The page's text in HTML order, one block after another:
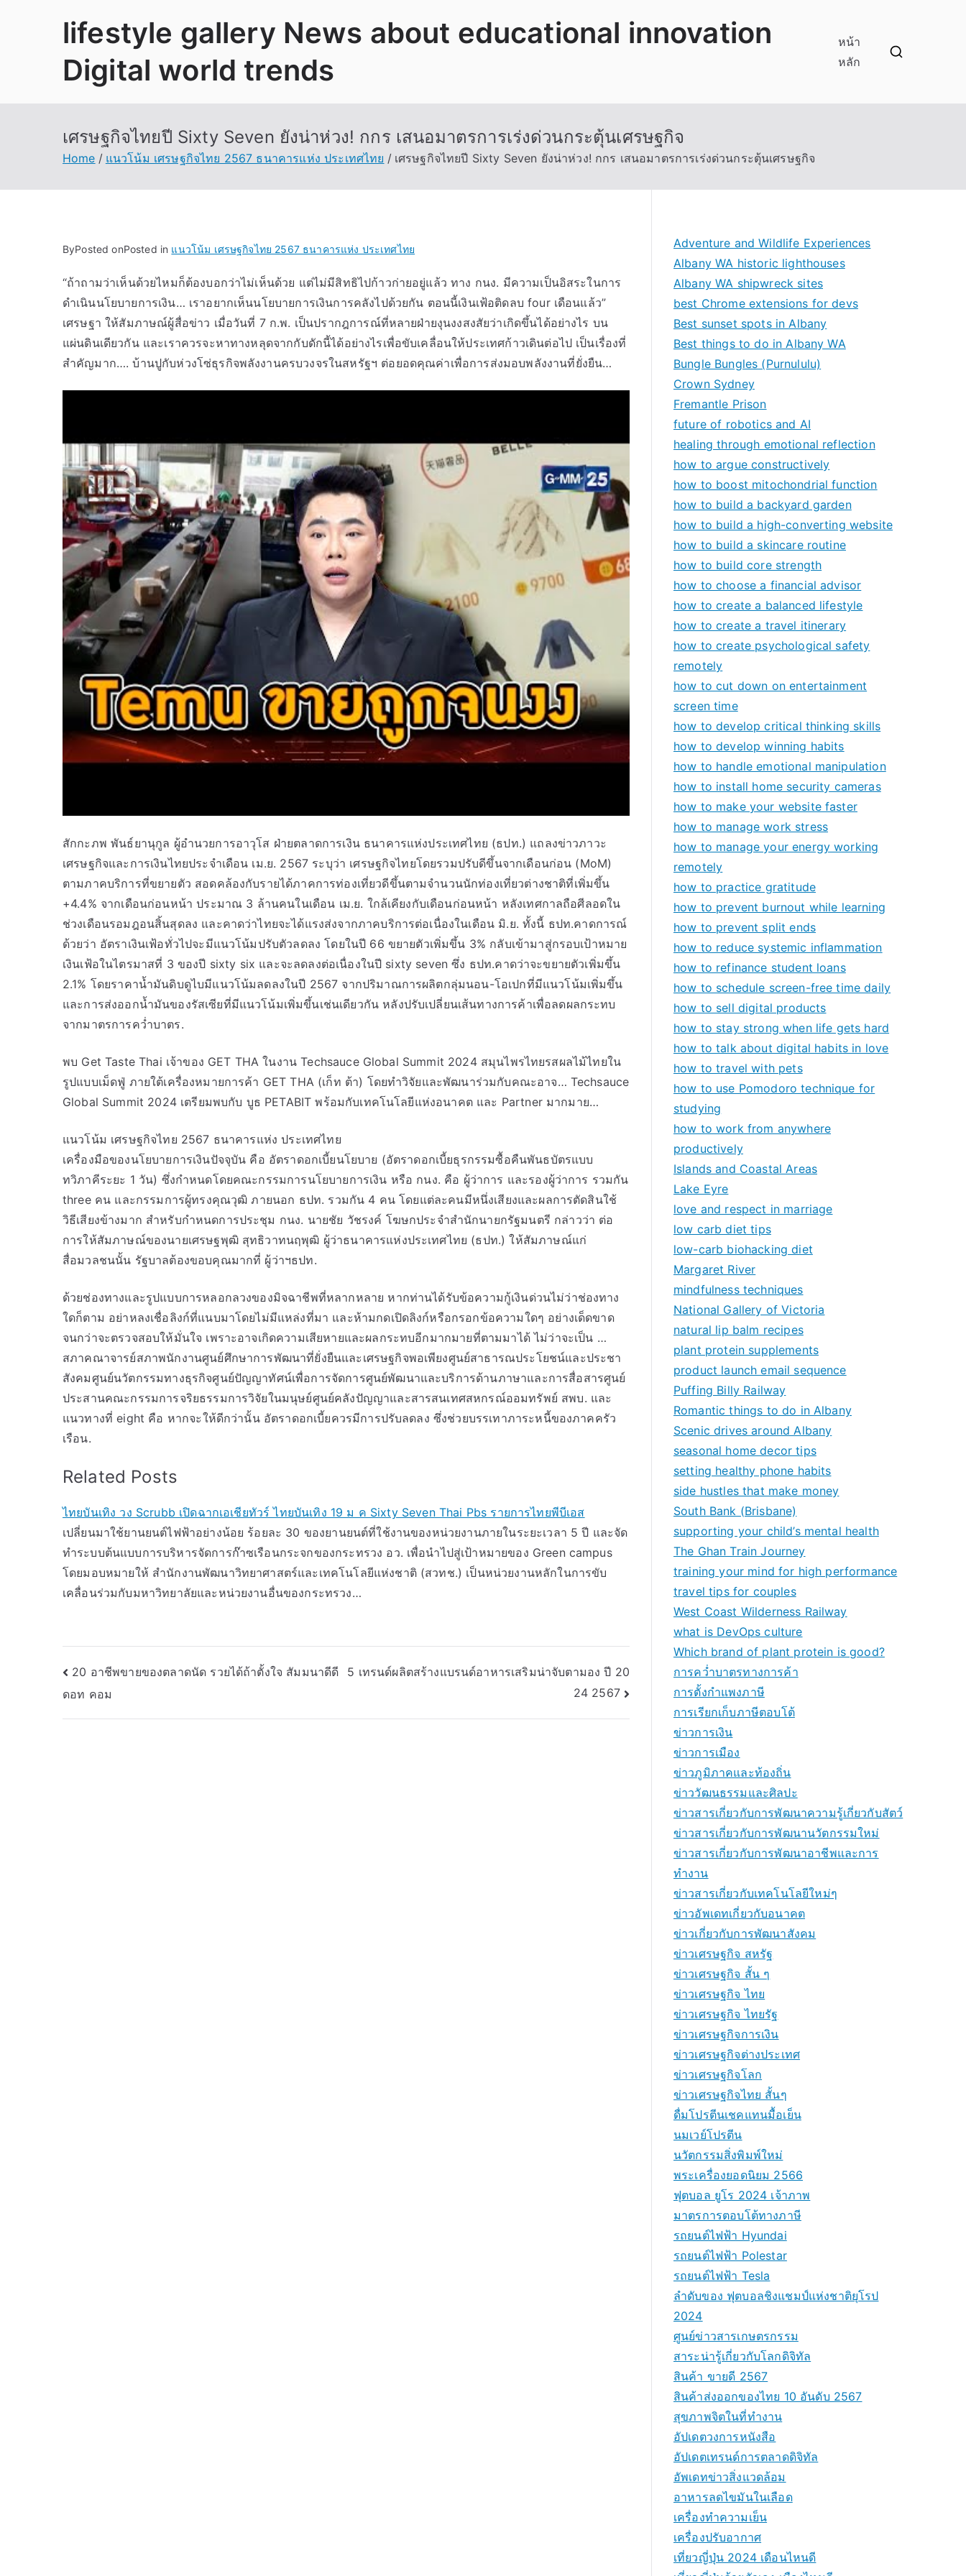
lifestyle gallery News about educational innovation
Digital world trends
หน้า
หลัก
เศรษฐกิจไทยปี Sixty Seven ยังน่าห่วง! กกร เสนอมาตรการเร่งด่วนกระตุ้นเศรษฐกิจ
Home แนวโน้ม เศรษฐกิจไทย 2567 ธนาคารแห่ง ประเทศไทย เศรษฐกิจไทยปี Sixty Seven ยังน่าห่วง! กกร เสนอมาตรการเร่งด่วนกระตุ้นเศรษฐกิจ
ByPosted onPosted in แนวโน้ม เศรษฐกิจไทย 2567 ธนาคารแห่ง ประเทศไทย
“ถ้าถามว่าเห็นด้วยไหมก็ต้องบอกว่าไม่เห็นด้วย แต่ไม่มีสิทธิไปก้าวก่ายอยู่แล้ว ทาง กนง. มีความเป็นอิสระในการ
ดำเนินนโยบายการเงิน… เราอยากเห็นนโยบายการเงินการคลังไปด้วยกัน ตอนนี้เงินเฟ้อติดลบ four เดือนแล้ว”
เศรษฐา ให้สัมภาษณ์ผู้สื่อข่าว เมื่อวันที่ 7 ก.พ. เป็นปรากฎการณ์ที่หลายฝ่ายงุนงงสงสัยว่าเกิดขึ้นได้อย่างไร บน
แผ่นดินเดียวกัน และเราควรจะหาทางหลุดจากกับดักนี้ได้อย่างไรเพื่อขับเคลื่อนให้ประเทศก้าวเดินต่อไป เป็นเรื่องที่
สำคัญมาก…. บ้านปูกับห่วงโซ่ธุรกิจพลังงานครบวงจรในสหรัฐฯ ต่อยอดคุณค่าเพื่อการส่งมอบพลังงานที่ยั่งยืน…
สักกะภพ พันธ์ยานุกูล ผู้อำนวยการอาวุโส ฝ่ายตลาดการเงิน ธนาคารแห่งประเทศไทย (ธปท.) แถลงข่าวภาวะ
เศรษฐกิจและการเงินไทยประจำเดือน เม.ย. 2567 ระบุว่า เศรษฐกิจไทยโดยรวมปรับดีขึ้นจากเดือนก่อน (MoM)
ตามภาคบริการที่ขยายตัว สอดคล้องกับรายได้ภาคการท่องเที่ยวดีขึ้นตามจำนวนนักท่องเที่ยวต่างชาติที่เพิ่มขึ้น
+4.4% จากเดือนก่อนหน้า ประมาณ 3 ล้านคนในเดือน เม.ย. ใกล้เคียงกับเดือนก่อนหน้า หลังเทศกาลถือศีลอดใน
ช่วงเดือนรอมฎอนสิ้นสุดลง และคาดว่าไทยจะได้แรงส่งจากภาคบริการต่อเนื่องในเดือน มิ.ย. ทั้งนี้ ธปท.คาดการณ์
ด้วยว่า อัตราเงินเฟ้อทั่วไปจะมีแนวโน้มปรับตัวลดลง โดยในปี 66 ขยายตัวเพิ่มขึ้น 3% กลับเข้ามาสู่กรอบเป้าหมาย
เงินเฟ้อในไตรมาสที่ 3 ของปี sixty six และจะลดลงต่อเนื่องในปี sixty seven ซึ่ง ธปท.คาดว่าจะขยายตัวเพิ่มขึ้น
2.1% โดยราคาน้ำมันดิบดูไบมีแนวโน้มลดลงในปี 2567 จากปริมาณการผลิตกลุ่มนอน-โอเปกที่มีแนวโน้มเพิ่มขึ้น
และการส่งออกน้ำมันของรัสเซียที่มีแนวโน้มเพิ่มขึ้นเช่นเดียวกัน หลังปรับเปลี่ยนเส้นทางการค้าเพื่อลดผลกระทบ
จากมาตรการคว่ำบาตร.
พบ Get Taste Thai เจ้าของ GET THA ในงาน Techsauce Global Summit 2024 สมุนไพรไทยรสผลไม้ไทยใน
รูปแบบเม็ดฟู่ ภายใต้เครื่องหมายการค้า GET THA (เก็ท ต้า) โดยทำวิจัยและพัฒนาร่วมกับคณะอาจ… Techsauce
Global Summit 2024 เตรียมพบกับ บูธ PETABIT พร้อมกับเทคโนโลยีแห่งอนาคต และ Partner มากมาย…
แนวโน้ม เศรษฐกิจไทย 2567 ธนาคารแห่ง ประเทศไทย
เครื่องมือของนโยบายการเงินปัจจุบัน คือ อัตราดอกเบี้ยนโยบาย (อัตราดอกเบี้ยธุรกรรมซื้อคืนพันธบัตรแบบ
ทวิภาคีระยะ 1 วัน) ซึ่งกำหนดโดยคณะกรรมการนโยบายการเงิน หรือ กนง. คือ ผู้ว่าการ และรองผู้ว่าการ รวมกัน
three คน และกรรมการผู้ทรงคุณวุฒิ ภายนอก ธปท. รวมกัน 4 คน โดยแต่ละคนมีหนึ่งเสียงและผลการตัดสินใช้
วิธีเสียงข้างมาก สำหรับกำหนดการประชุม กนง. นายชัย วัชรงค์ โฆษกประจำสำนักนายกรัฐมนตรี กล่าวว่า ต่อ
การให้สัมภาษณ์ของนายเศรษฐพุฒิ สุทธิวาทนฤพุฒิ ผู้ว่าธนาคารแห่งประเทศไทย (ธปท.) ให้สัมภาษณ์แก่
สื่อมวลชนนั้น รัฐบาลต้องขอบคุณมากที่ ผู้ว่าฯธปท.
ด้วยช่องทางและรูปแบบการหลอกลวงของมิจฉาชีพที่หลากหลาย หากท่านได้รับข้อความกู้เงินด่วนไม่ว่าช่องทาง
ใดก็ตาม อย่าหลงเชื่อลิงก์ที่แนบมาโดยไม่มีแหล่งที่มา และห้ามกดเปิดลิงก์หรือกรอกข้อความใดๆ อย่างเด็ดขาด
จนกว่าจะตรวจสอบให้มั่นใจ เพราะอาจเกิดความเสียหายและผลกระทบอีกมากมายที่ตามมาได้ ไม่ว่าจะเป็น …
สภาคณาจารย์สภาพนักงานศูนย์ศึกษาการพัฒนาที่ยั่งยืนและเศรษฐกิจพอเพียงศูนย์สาธารณประโยชน์และประชา
สังคมศูนย์นวัตกรรมทางธุรกิจศูนย์ปัญญาทัศน์เพื่อการจัดการศูนย์พัฒนาและบริการด้านภาษาและการสื่อสารศูนย์
ประสานคณะกรรมการจริยธรรมการวิจัยในมนุษย์ศูนย์คลังปัญญาและสารสนเทศสหกรณ์ออมทรัพย์ สพบ. และ
แนวทางที่ eight คือ หากจะให้ดีกว่านั้น อัตราดอกเบี้ยควรมีการปรับลดลง ซึ่งช่วยบรรเทาภาระหนี้ของภาคครัว
เรือน.
Related Posts
ไทยบันเทิง วง Scrubb เปิดฉากเอเชียทัวร์ ไทยบันเทิง 19 ม ค Sixty Seven Thai Pbs รายการไทยพีบีเอส
เปลี่ยนมาใช้ยานยนต์ไฟฟ้าอย่างน้อย ร้อยละ 30 ของยานยนต์ที่ใช้งานของหน่วยงานภายในระยะเวลา 5 ปี และจัด
ทำระบบต้นแบบการบริหารจัดการก๊าซเรือนกระจกของกระทรวง อว. เพื่อนำไปสู่เป้าหมายของ Green campus
โดยมอบหมายให้ สำนักงานพัฒนาวิทยาศาสตร์และเทคโนโลยีแห่งชาติ (สวทช.) เป็นหน่วยงานหลักในการขับ
เคลื่อนร่วมกับมหาวิทยาลัยและหน่วยงานอื่นของกระทรวง…
Post
navigation
20 อาชีพขายของตลาดนัด รวยได้ถ้าตั้งใจ สัมมนาดีดี
ดอท คอม
5 เทรนด์ผลิตสร้างแบรนด์อาหารเสริมน่าจับตามอง ปี 20
24 2567
Adventure and Wildlife Experiences
Albany WA historic lighthouses
Albany WA shipwreck sites
best Chrome extensions for devs
Best sunset spots in Albany
Best things to do in Albany WA
Bungle Bungles (Purnululu)
Crown Sydney
Fremantle Prison
future of robotics and AI
healing through emotional reflection
how to argue constructively
how to boost mitochondrial function
how to build a backyard garden
how to build a high-converting website
how to build a skincare routine
how to build core strength
how to choose a financial advisor
how to create a balanced lifestyle
how to create a travel itinerary
how to create psychological safety
remotely
how to cut down on entertainment
screen time
how to develop critical thinking skills
how to develop winning habits
how to handle emotional manipulation
how to install home security cameras
how to make your website faster
how to manage work stress
how to manage your energy working
remotely
how to practice gratitude
how to prevent burnout while learning
how to prevent split ends
how to reduce systemic inflammation
how to refinance student loans
how to schedule screen-free time daily
how to sell digital products
how to stay strong when life gets hard
how to talk about digital habits in love
how to travel with pets
how to use Pomodoro technique for
studying
how to work from anywhere
productively
Islands and Coastal Areas
Lake Eyre
love and respect in marriage
low carb diet tips
low-carb biohacking diet
Margaret River
mindfulness techniques
National Gallery of Victoria
natural lip balm recipes
plant protein supplements
product launch email sequence
Puffing Billy Railway
Romantic things to do in Albany
Scenic drives around Albany
seasonal home decor tips
setting healthy phone habits
side hustles that make money
South Bank (Brisbane)
supporting your child’s mental health
The Ghan Train Journey
training your mind for high performance
travel tips for couples
West Coast Wilderness Railway
what is DevOps culture
Which brand of plant protein is good?
การคว่ำบาตรทางการค้า
การตั้งกำแพงภาษี
การเรียกเก็บภาษีตอบโต้
ข่าวการเงิน
ข่าวการเมือง
ข่าวภูมิภาคและท้องถิ่น
ข่าววัฒนธรรมและศิลปะ
ข่าวสารเกี่ยวกับการพัฒนาความรู้เกี่ยวกับสัตว์
ข่าวสารเกี่ยวกับการพัฒนานวัตกรรมใหม่
ข่าวสารเกี่ยวกับการพัฒนาอาชีพและการ
ทำงาน
ข่าวสารเกี่ยวกับเทคโนโลยีใหม่ๆ
ข่าวอัพเดทเกี่ยวกับอนาคต
ข่าวเกี่ยวกับการพัฒนาสังคม
ข่าวเศรษฐกิจ สหรัฐ
ข่าวเศรษฐกิจ สั้น ๆ
ข่าวเศรษฐกิจ ไทย
ข่าวเศรษฐกิจ ไทยรัฐ
ข่าวเศรษฐกิจการเงิน
ข่าวเศรษฐกิจต่างประเทศ
ข่าวเศรษฐกิจโลก
ข่าวเศรษฐกิจไทย สั้นๆ
ดื่มโปรตีนเชคแทนมื้อเย็น
นมเวย์โปรตีน
นวัตกรรมสิ่งพิมพ์ใหม่
พระเครื่องยอดนิยม 2566
ฟุตบอล ยูโร 2024 เจ้าภาพ
มาตรการตอบโต้ทางภาษี
รถยนต์ไฟฟ้า Hyundai
รถยนต์ไฟฟ้า Polestar
รถยนต์ไฟฟ้า Tesla
ลำดับของ ฟุตบอลชิงแชมป์แห่งชาติยุโรป
2024
ศูนย์ข่าวสารเกษตรกรรม
สาระน่ารู้เกี่ยวกับโลกดิจิทัล
สินค้า ขายดี 2567
สินค้าส่งออกของไทย 10 อันดับ 2567
สุขภาพจิตในที่ทำงาน
อัปเดตวงการหนังสือ
อัปเดตเทรนด์การตลาดดิจิทัล
อัพเดทข่าวสิ่งแวดล้อม
อาหารลดไขมันในเลือด
เครื่องทำความเย็น
เครื่องปรับอากาศ
เที่ยวญี่ปุ่น 2024 เดือนไหนดี